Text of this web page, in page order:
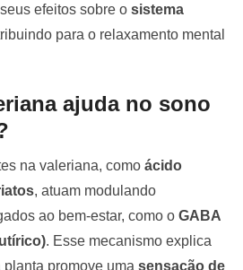
efeitos sobre o sistema
para o relaxamento mental
ajuda no sono
na valeriana, como ácido
, atuam modulando
ao bem-estar, como o GABA
. Esse mecanismo explica
promove uma sensação de